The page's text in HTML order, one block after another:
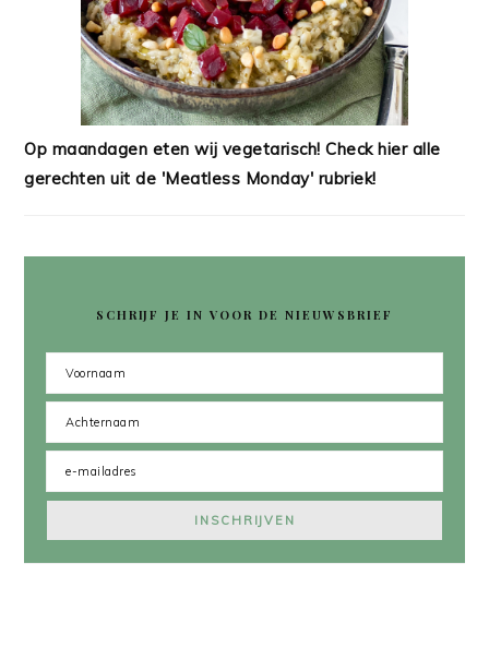
Op maandagen eten wij vegetarisch! Check hier alle
gerechten uit de 'Meatless Monday' rubriek!
SCHRIJF JE IN VOOR DE NIEUWSBRIEF